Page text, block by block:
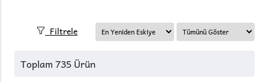
Filtrele
Toplam 735 Ürün